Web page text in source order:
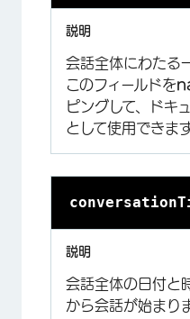
会話全体にわたる
このフィールドを
ピングして、ド
として使用できます
会話全体の日付と
から会話が始まり